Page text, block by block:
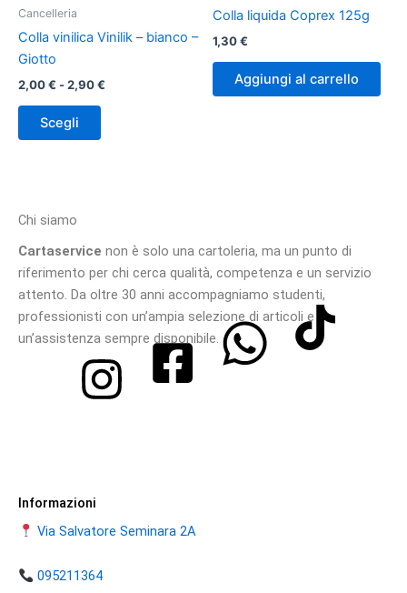
Cancelleria
Colla vinilica Vinilik – bianco –
Giotto
2,00€ -2,90€
a
Scegli
opzioni
essere
prodotto
Colla liquida Coprex 125g
1,30€
Aggiungi al carrello
Chi siamo
Cartaservice non è solo una cartoleria, ma un punto di
riferimento per chi cerca qualità, competenza e un servizio
attento. Da oltre 30 anni accompagniamo studenti,
professionisti con un’ampia selezione di articoli e
un’assistenza sempre disponibile.
Informazioni
Via Salvatore Seminara 2A
095211364